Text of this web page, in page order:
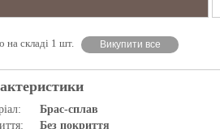
на складі 1 шт. Викупити все
Брас-сплав
Без покриття